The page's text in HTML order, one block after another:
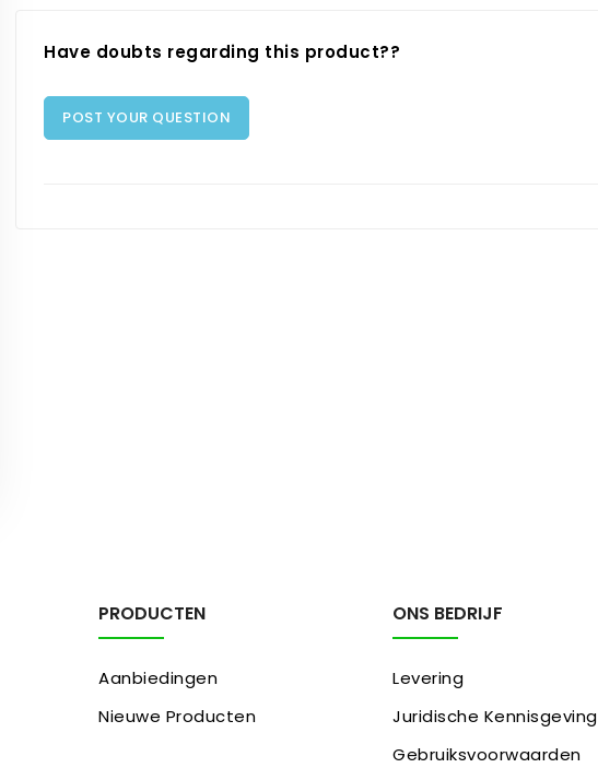
Have doubts regarding this product??
POST YOUR QUESTION
PRODUCTEN
Aanbiedingen
Nieuwe Producten
ONS BEDRIJF
Levering
Juridische Kennisgeving
Gebruiksvoorwaarden